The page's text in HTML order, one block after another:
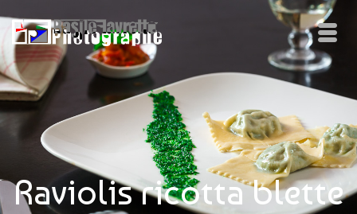
Raviolis ricotta blette